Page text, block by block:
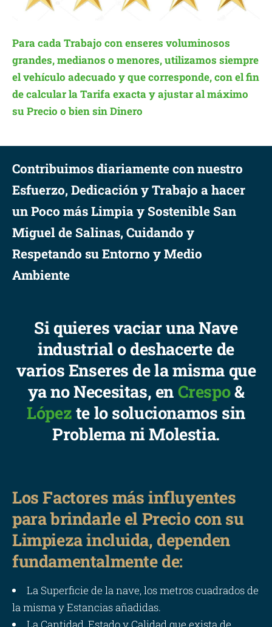
Para cada Trabajo con enseres voluminosos
grandes, medianos o menores, utilizamos siempre
el vehículo adecuado y que corresponde, con el fin
de calcular la Tarifa exacta y ajustar al máximo
su Precio o bien sin Dinero
Contribuimos diariamente con nuestro
Esfuerzo, Dedicación y Trabajo a hacer
un Poco más Limpia y Sostenible San
Miguel de Salinas, Cuidando y
Respetando su Entorno y Medio
Ambiente
Si quieres vaciar una Nave
industrial o deshacerte de
varios Enseres de la misma que
ya no Necesitas, enCrespo&
Lópezte lo solucionamos sin
Problema ni Molestia.
Los Factores más influyentes
para brindarle el Precio con su
Limpieza incluida, dependen
fundamentalmente de:
La Superficie de la nave, los metros cuadrados de
la misma y Estancias añadidas.